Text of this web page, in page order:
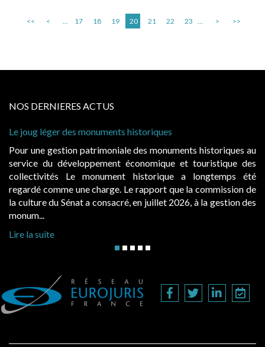
<< < ... 17 18 19 20 21 22 23 ... > >>
NOS DERNIERES ACTUS
monuments historiques
patrimoniale des monuments historiques au
économique et touristique des
monument historique a longtemps été
une charge. Le rapport que la commission de
a consacré, en juillet 2026, à la gestion des
Evocatrices des
également un
public, elles
d’occupation.